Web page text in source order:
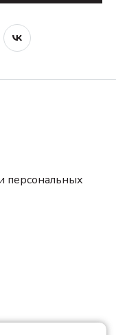
персональных